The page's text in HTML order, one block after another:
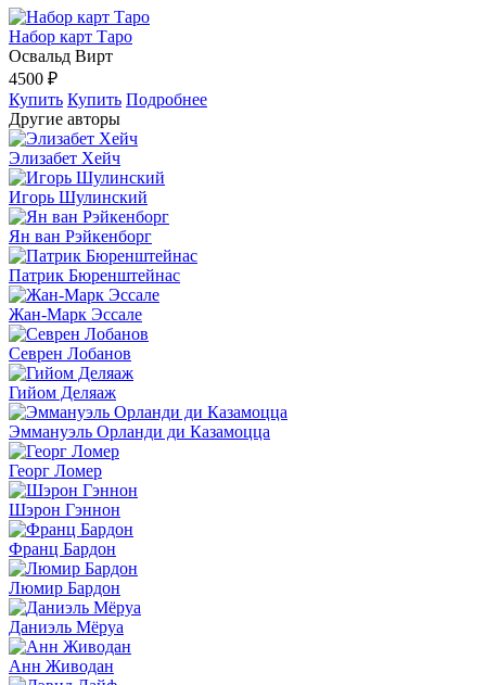
Набор карт Таро
Освальд Вирт
4500 ₽
Купить Купить Подробнее
Другие авторы
Элизабет Хейч
Игорь Шулинский
Ян ван Рэйкенборг
Патрик Бюренштейнас
Жан-Марк Эссале
Севрен Лобанов
Гийом Деляаж
Эммануэль Орланди ди Казамоцца
Георг Ломер
Шэрон Гэннон
Франц Бардон
Люмир Бардон
Даниэль Мёруа
Анн Живодан